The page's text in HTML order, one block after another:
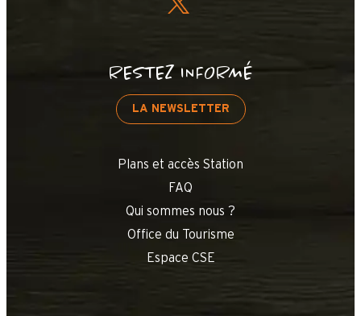
RESTEZ INFORMÉ
LA NEWSLETTER
Plans et accès Station
FAQ
Qui sommes nous ?
Office du Tourisme
Espace CSE